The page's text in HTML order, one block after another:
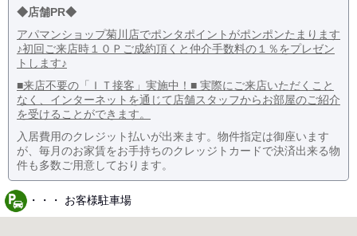
◆店舗PR◆
アパマンショップ菊川店でポンタポイントがポンポンたまります
♪初回ご来店時１０Ｐご成約頂くと仲介手数料の１％をプレゼン
トします♪
■来店不要の「ＩＴ接客」実施中！■ 実際にご来店いただくこと
なく、インターネットを通じて店舗スタッフからお部屋のご紹介
を受けることができます。
入居費用のクレジット払いが出来ます。物件指定は御座います
が、毎月のお家賃をお手持ちのクレッジトカードで決済出来る物
件も多数ご用意しております。
・・・ お客様駐車場